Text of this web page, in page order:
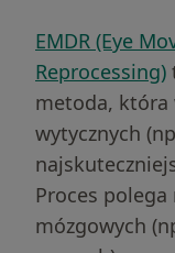
EMDR (Eye
Reprocessing)
metoda, która
wytycznych
Proces
mózgowych